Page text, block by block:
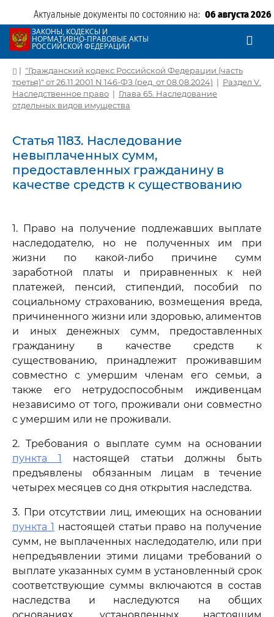
Актуальные документы по состоянию на: 06 августа 2026
ЗАКОНЫ, КОДЕКСЫ И
НОРМАТИВНО-ПРАВОВЫЕ АКТЫ
РОССИЙСКОЙ ФЕДЕРАЦИИ
| "Гражданский кодекс Российской Федерации (часть
третья)" от 26.11.2001 N 146-ФЗ (ред. от 08.08.2024) | Раздел V.
Наследственное право | Глава 65. Наследование
отдельных видов имущества
Статья 1183. Наследование
невыплаченных сумм,
предоставленных гражданину в
качестве средств к существованию
1. Право на получение подлежавших выплате
наследодателю, но не полученных им при
жизни по какой-либо причине сумм
заработной платы и приравненных к ней
платежей, пенсий, стипендий, пособий по
социальному страхованию, возмещения вреда,
причиненного жизни или здоровью, алиментов
и иных денежных сумм, предоставленных
гражданину в качестве средств к
существованию, принадлежит проживавшим
совместно с умершим членам его семьи, а
также его нетрудоспособным иждивенцам
независимо от того, проживали они совместно
с умершим или не проживали.
2. Требования о выплате сумм на основании
пункта 1
настоящей статьи должны быть
предъявлены обязанным лицам в течение
четырех месяцев со дня открытия наследства.
3. При отсутствии лиц, имеющих на основании
пункта 1 настоящей статьи право на получение
сумм, не выплаченных наследодателю, или при
непредъявлении этими лицами требований о
выплате указанных сумм в установленный срок
соответствующие суммы включаются в состав
наследства и наследуются на общих